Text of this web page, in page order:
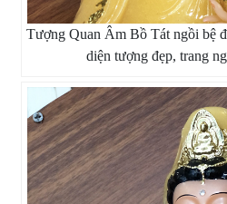
Tượng Quan Âm Bồ Tát ngồi bệ
diện tượng đẹp, trang